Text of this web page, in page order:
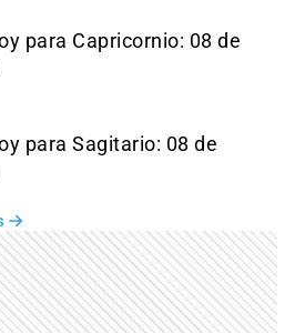
para Capricornio: 08 de
para Sagitario: 08 de